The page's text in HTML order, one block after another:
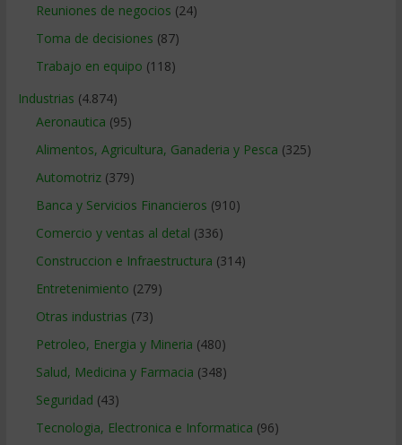
Reuniones de negocios (24)
Toma de decisiones (87)
Trabajo en equipo (118)
Industrias (4.874)
Aeronautica (95)
Alimentos, Agricultura, Ganaderia y Pesca (325)
Automotriz(379)
Banca y Servicios Financieros (910)
Comercio y ventas al detal (336)
Construccion e Infraestructura (314)
Entretenimiento (279)
Otras industrias (73)
Petroleo, Energia y Mineria (480)
Salud, Medicina y Farmacia (348)
Seguridad (43)
Tecnologia, Electronica e Informatica (96)